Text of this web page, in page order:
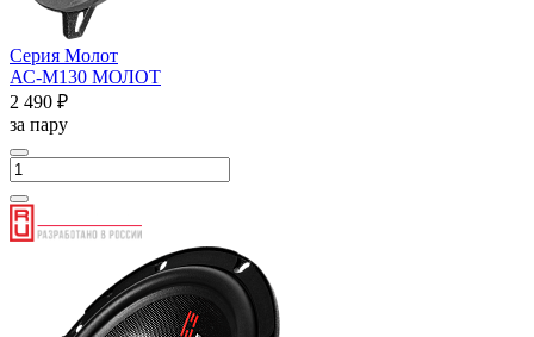
Серия Молот
АС-М130 МОЛОТ
2 490 ₽
за пару